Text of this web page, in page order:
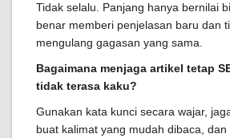
Tidak selalu. Panjang hanya bernilai
benar memberi penjelasan baru dan
mengulang gagasan yang sama.
Bagaimana menjaga artikel tetap
tidak terasa kaku?
Gunakan kata kunci secara wajar,
buat kalimat yang mudah dibaca,